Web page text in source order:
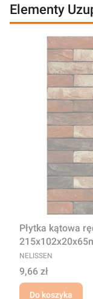
Elementy
Płytka kątowa
PRODUCENT
NELISSEN
Cena
9,66 zł
Do koszyka